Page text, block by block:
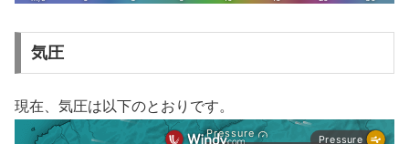
気圧
現在、気圧は以下のとおりです。